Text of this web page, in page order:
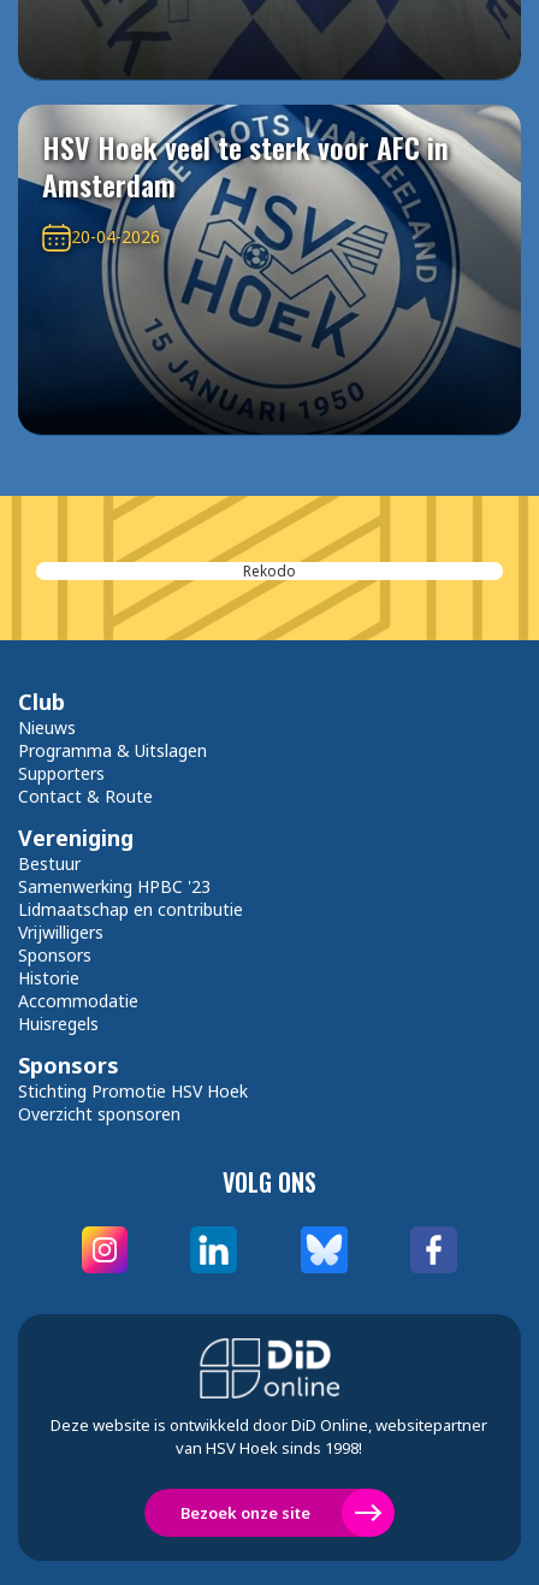
HSV Hoek veel te sterk voor AFC in
Amsterdam
20-04-2026
Rekodo
VOLG ONS
Club
Nieuws
Programma & Uitslagen
Supporters
Contact & Route
Vereniging
Bestuur
Samenwerking HPBC '23
Lidmaatschap en contributie
Vrijwilligers
Sponsors
Historie
Accommodatie
Huisregels
Sponsors
Stichting Promotie HSV Hoek
Overzicht sponsoren
Deze website is ontwikkeld door DiD Online, websitepartner
van HSV Hoek sinds 1998!
Bezoek onze site